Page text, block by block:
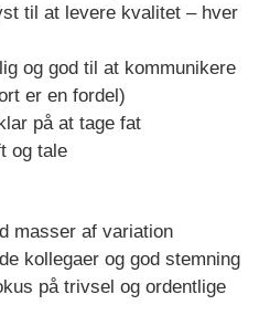
til at levere kvalitet – hver
og god til at kommunikere
er en fordel)
på at tage fat
og tale
masser af variation
kollegaer og god stemning
på trivsel og ordentlige